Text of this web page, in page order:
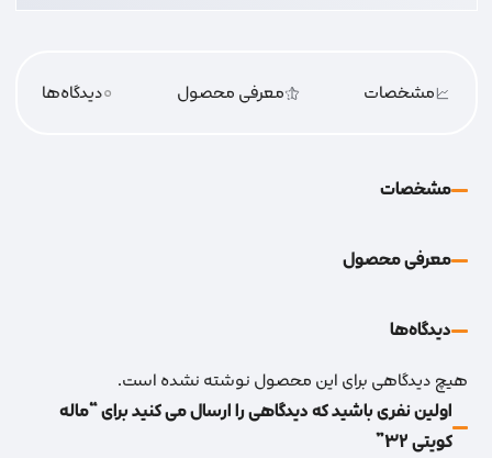
مشخصات معرفی محصول 0دیدگاه‌‌ها
مشخصات
معرفی محصول
دیدگاه‌‌ها
هیچ دیدگاهی برای این محصول نوشته نشده است.
اولین نفری باشید که دیدگاهی را ارسال می کنید برای “ماله
کویتی 32”